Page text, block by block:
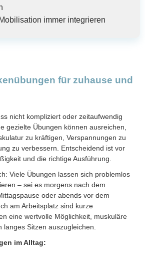
immer integrieren
für zuhause und
nicht kompliziert oder zeitaufwendig
gezielte Übungen können ausreichen,
zu kräftigen, Verspannungen zu
zu verbessern. Entscheidend ist vor
und die richtige Ausführung.
Viele Übungen lassen sich problemlos
– sei es morgens nach dem
oder abends vor dem
am Arbeitsplatz sind kurze
eine wertvolle Möglichkeit, muskuläre
langes Sitzen auszugleichen.
im Alltag: